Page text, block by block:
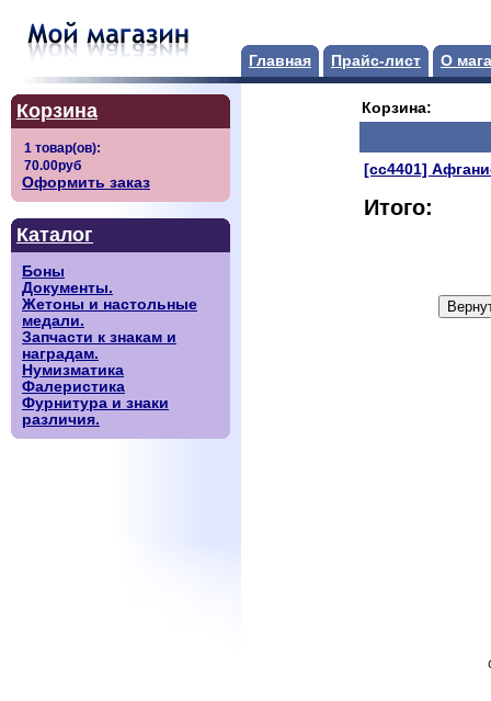
Главная Прайс-лист О
Корзина
Оформить заказ
Каталог
Боны
Документы.
Жетоны и настольные
медали.
Запчасти к знакам и
наградам.
Нумизматика
Фалеристика
Фурнитура и знаки
различия.
Корзина:
[сс4401]
Итого: